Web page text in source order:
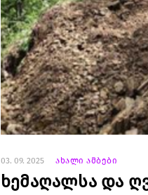
03. 09. 2025 ახალი ამბები
ხემაღალსა და